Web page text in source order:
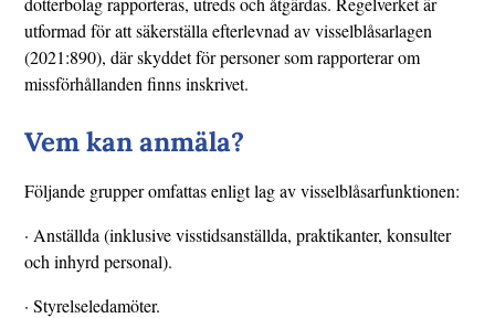
utformad för att säkerställa efterlevnad av visselblåsarlagen
(2021:890), där skyddet för personer som rapporterar om
missförhållanden finns inskrivet.
Vem kan anmäla?
Följande grupper omfattas enligt lag av visselblåsarfunktionen:
· Anställda (inklusive visstidsanställda, praktikanter, konsulter
och inhyrd personal).
· Styrelseledamöter.